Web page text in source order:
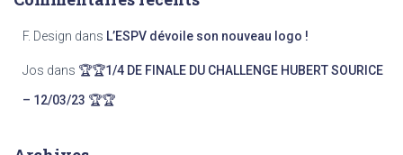
F. Design dans L’ESPV dévoile son nouveau logo !
Jos dans 🏆🏆1/4 DE FINALE DU CHALLENGE HUBERT SOURICE
– 12/03/23 🏆🏆